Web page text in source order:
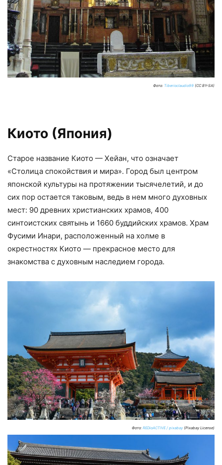
Фото: Tiberioclaudio99 (CC BY-SA)
Киото (Япония)
Старое название Киото — Хейан, что означает
«Столица спокойствия и мира». Город был центром
японской культуры на протяжении тысячелетий, и до
сих пор остается таковым, ведь в нем много духовных
мест: 90 древних христианских храмов, 400
синтоистских святынь и 1660 буддийских храмов. Храм
Фусими Инари, расположенный на холме в
окрестностях Киото — прекрасное место для
знакомства с духовным наследием города.
Фото: REDioACTIVE / pixabay (Pixabay License)